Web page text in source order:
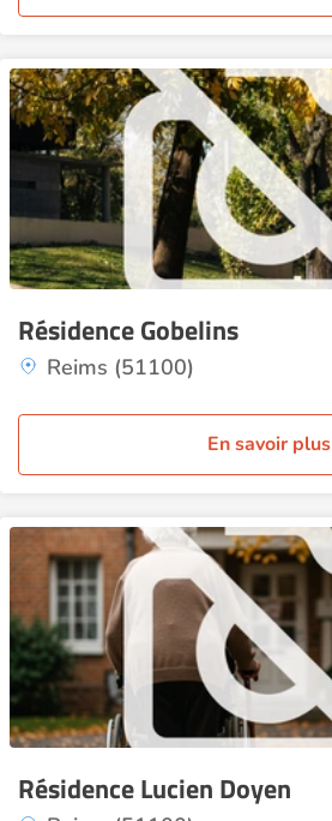
Résidence Gobelins
Reims (51100)
En savoir plus
Résidence Lucien Doyen